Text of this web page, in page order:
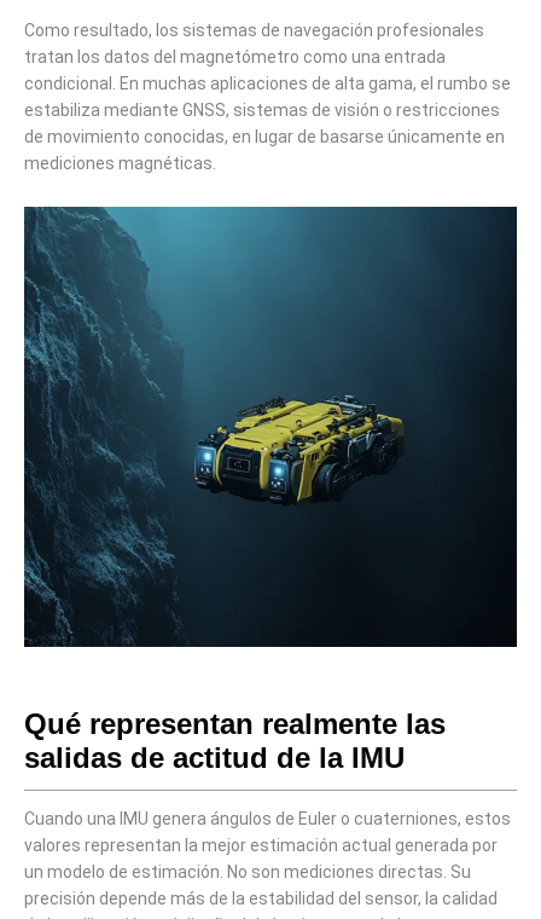
Como resultado, los sistemas de navegación profesionales
tratan los datos del magnetómetro como una entrada
condicional. En muchas aplicaciones de alta gama, el rumbo se
estabiliza mediante GNSS, sistemas de visión o restricciones
de movimiento conocidas, en lugar de basarse únicamente en
mediciones magnéticas.
Qué representan realmente las
salidas de actitud de la IMU
Cuando una IMU genera ángulos de Euler o cuaterniones, estos
valores representan la mejor estimación actual generada por
un modelo de estimación. No son mediciones directas. Su
precisión depende más de la estabilidad del sensor, la calidad